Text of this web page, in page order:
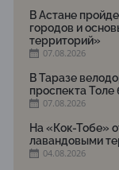
В Астане
городов и
территорий»
07.08.2026
В Таразе
проспекта Толе
07.08.2026
На «Кок-Тобе»
лавандовыми
04.08.2026